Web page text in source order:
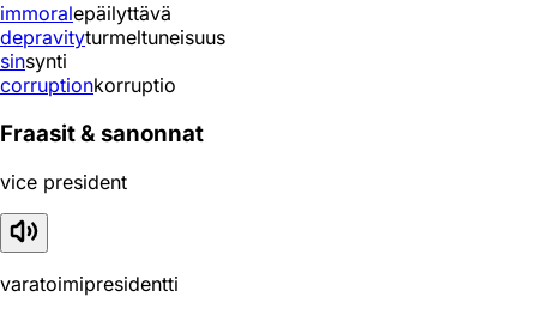
immoralepäilyttävä
depravityturmeltuneisuus
sinsynti
corruptionkorruptio
Fraasit & sanonnat
vice president
varatoimipresidentti